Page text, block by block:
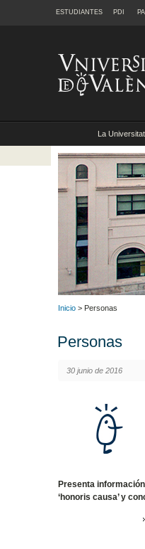
ESTUDIANTES PDI
La Universitat
Inicio > Personas
Personas
30 junio de 2016
Presenta
‘honoris causa’ y